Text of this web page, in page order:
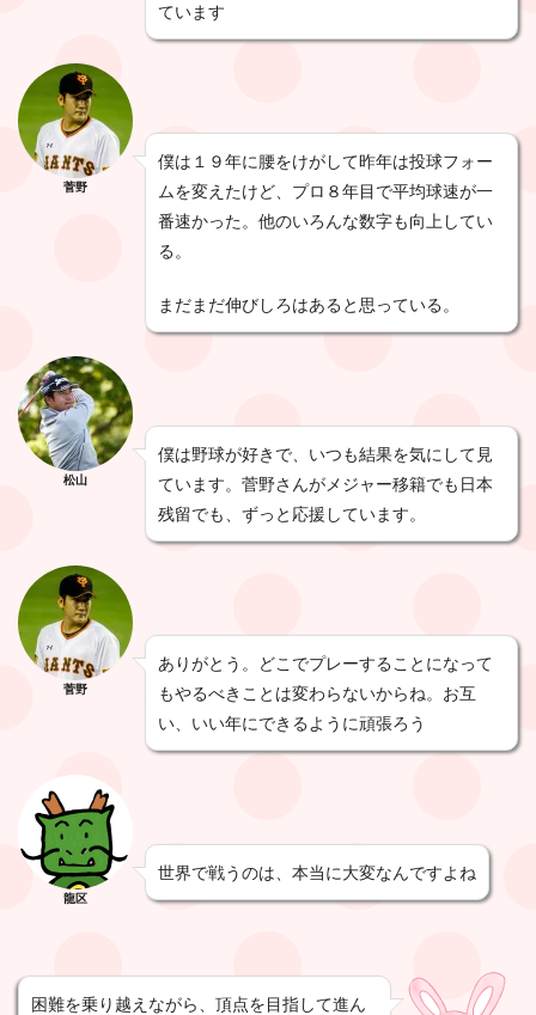
ています
菅野
僕は１９年に腰をけがして昨年は投球フォー
ムを変えたけど、プロ８年目で平均球速が一
番速かった。他のいろんな数字も向上してい
る。
まだまだ伸びしろはあると思っている。
松山
僕は野球が好きで、いつも結果を気にして見
ています。菅野さんがメジャー移籍でも日本
残留でも、ずっと応援しています。
菅野
ありがとう。どこでプレーすることになって
もやるべきことは変わらないからね。お互
い、いい年にできるように頑張ろう
龍区
世界で戦うのは、本当に大変なんですよね
困難を乗り越えながら、頂点を目指して進ん